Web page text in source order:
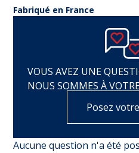
Fabriqué en France
VOUS AVEZ UNE
NOUS SOMMES À
Posez
Aucune question n'a été